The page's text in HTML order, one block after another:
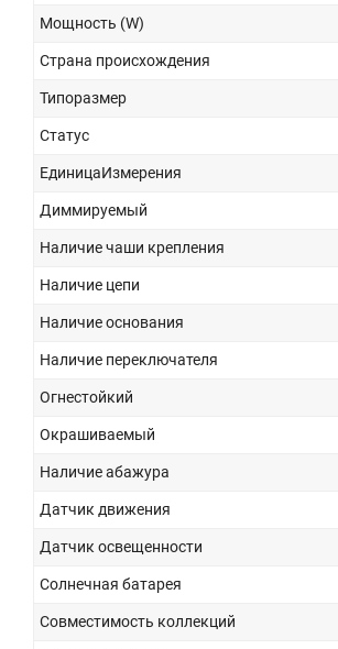
Мощность (W)
Страна происхождения
Типоразмер
Статус
ЕдиницаИзмерения
Диммируемый
Наличие чаши крепления
Наличие цепи
Наличие основания
Наличие переключателя
Огнестойкий
Окрашиваемый
Наличие абажура
Датчик движения
Датчик освещенности
Солнечная батарея
Совместимость коллекций